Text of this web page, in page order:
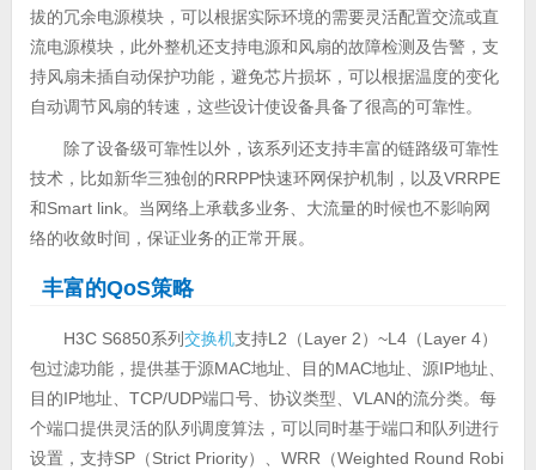
拔的冗余电源模块，可以根据实际环境的需要灵活配置交流或直
流电源模块，此外整机还支持电源和风扇的故障检测及告警，支
持风扇未插自动保护功能，避免芯片损坏，可以根据温度的变化
自动调节风扇的转速，这些设计使设备具备了很高的可靠性。
除了设备级可靠性以外，该系列还支持丰富的链路级可靠性
技术，比如新华三独创的RRPP快速环网保护机制，以及VRRPE
和Smart link。当网络上承载多业务、大流量的时候也不影响网
络的收敛时间，保证业务的正常开展。
丰富的QoS策略
H3C S6850系列交换机支持L2（Layer 2）~L4（Layer 4）
包过滤功能，提供基于源MAC地址、目的MAC地址、源IP地址、
目的IP地址、TCP/UDP端口号、协议类型、VLAN的流分类。每
个端口提供灵活的队列调度算法，可以同时基于端口和队列进行
设置，支持SP（Strict Priority）、WRR（Weighted Round Robi